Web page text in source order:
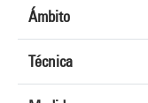
Ámbito
Técnica